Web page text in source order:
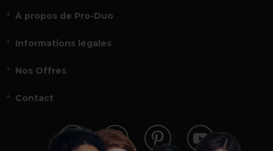
À propos de Pro-Duo
Informations légales
Nos Offres
Contact